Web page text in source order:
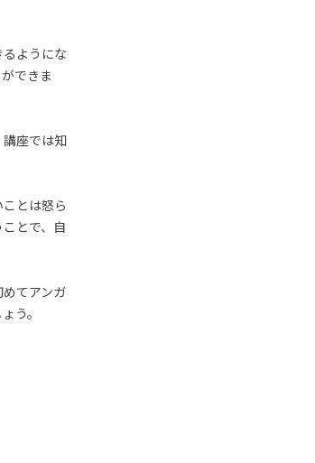
ようにな
できま
座では知
とは怒ら
とで、自
てアンガ
う。